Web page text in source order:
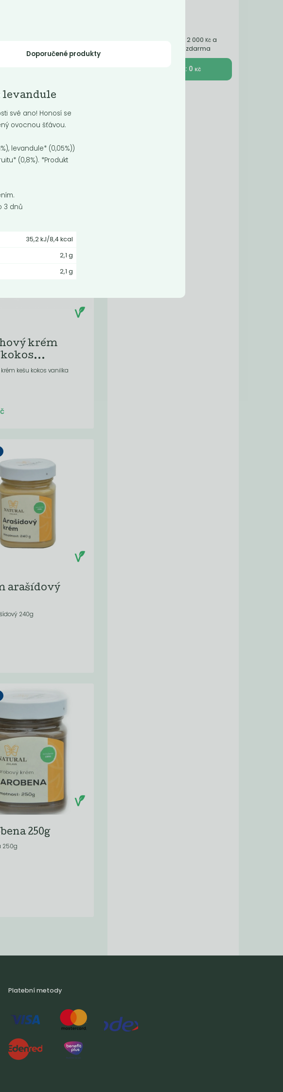
Nakupte ještě za 2 000 Kč a
získáte dopravu zdarma
K pokladně : 0 Kč
originál
Do košíku:(53Kč)
krém
kokos...
kešu kokos vanilka
Do košíku:
arašídový
240g
250g
250g
Platební metody
Doporučené produkty
levandule
své ano! Honosí se
ovocnou šťávou.
levandule* (0,05%))
(0,8%). *Produkt
3 dnů
35,2 kJ/8,4 kcal
2,1 g
2,1 g